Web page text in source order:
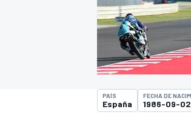
INDYCAR
PAÍS
España
FECHA DE
1986-09-02